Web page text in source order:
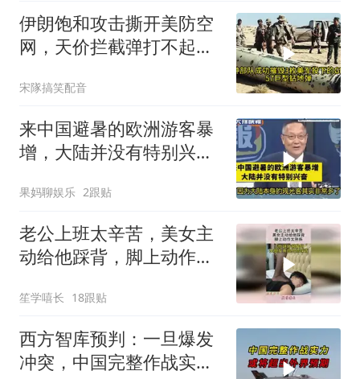
伊朗饱和攻击撕开美防空
网，天价拦截弹打不起，
宋隊搞笑配音
来中国避暑的欧洲游客暴
增，大陆并没有特别兴
果妈聊娱乐 2跟贴
老公上班太辛苦，美女主
动给他踩背，脚上动作太
笙学嘻长 18跟贴
西方智库预判：一旦爆发
冲突，中国完整作战实力